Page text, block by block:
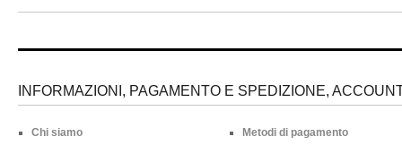
INFORMAZIONI, PAGAMENTO E SPEDIZIONE,
Chi siamo
Metodi di pagamento